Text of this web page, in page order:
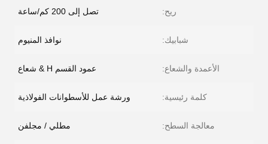
ريح: تصل إلى 200 كم/ساعة
شبابيك: نوافذ المنيوم
الأعمدة والشعاع: عمود القسم H & شعاع
كلمة رئيسية: ورشة عمل للأسطوانات الفولاذية
معالجة السطح: مطلي / مجلفن